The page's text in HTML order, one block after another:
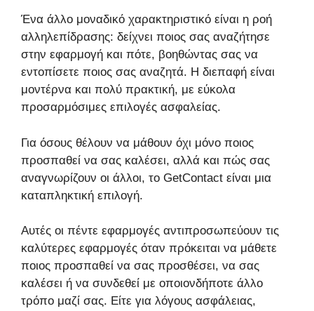
Ένα άλλο μοναδικό χαρακτηριστικό είναι η ροή
αλληλεπίδρασης: δείχνει ποιος σας αναζήτησε
στην εφαρμογή και πότε, βοηθώντας σας να
εντοπίσετε ποιος σας αναζητά. Η διεπαφή είναι
μοντέρνα και πολύ πρακτική, με εύκολα
προσαρμόσιμες επιλογές ασφαλείας.
Για όσους θέλουν να μάθουν όχι μόνο ποιος
προσπαθεί να σας καλέσει, αλλά και πώς σας
αναγνωρίζουν οι άλλοι, το GetContact είναι μια
καταπληκτική επιλογή.
Αυτές οι πέντε εφαρμογές αντιπροσωπεύουν τις
καλύτερες εφαρμογές όταν πρόκειται να μάθετε
ποιος προσπαθεί να σας προσθέσει, να σας
καλέσει ή να συνδεθεί με οποιονδήποτε άλλο
τρόπο μαζί σας. Είτε για λόγους ασφάλειας,